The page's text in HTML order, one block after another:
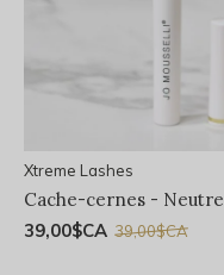
Xtreme Lashes
Cache-cernes - Neutre
39,00$CA 39,00$CA